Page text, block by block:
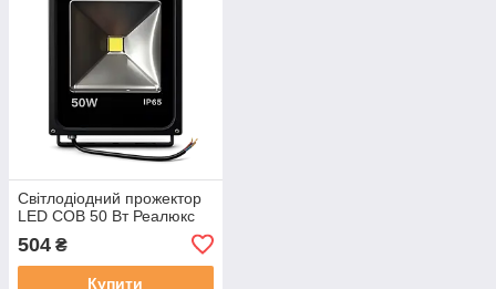
Світлодіодний прожектор
LED COB 50 Вт Реалюкс
504 ₴
Купити